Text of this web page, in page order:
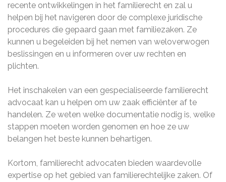
recente ontwikkelingen in het familierecht en zal u
helpen bij het navigeren door de complexe juridische
procedures die gepaard gaan met familiezaken. Ze
kunnen u begeleiden bij het nemen van weloverwogen
beslissingen en u informeren over uw rechten en
plichten.
Het inschakelen van een gespecialiseerde familierecht
advocaat kan u helpen om uw zaak efficiënter af te
handelen. Ze weten welke documentatie nodig is, welke
stappen moeten worden genomen en hoe ze uw
belangen het beste kunnen behartigen.
Kortom, familierecht advocaten bieden waardevolle
expertise op het gebied van familierechtelijke zaken. Of